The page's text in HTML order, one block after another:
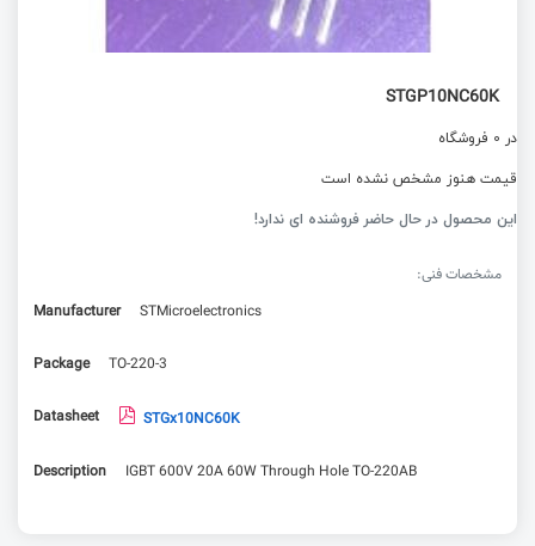
STGP10NC60K
در 0 فروشگاه
قیمت هنوز مشخص نشده است
این محصول در حال حاضر فروشنده ای ندارد!
مشخصات فنی:
Manufacturer
STMicroelectronics
Package TO-220-3
Datasheet STGx10NC60K
Description IGBT 600V 20A 60W Through Hole TO-220AB